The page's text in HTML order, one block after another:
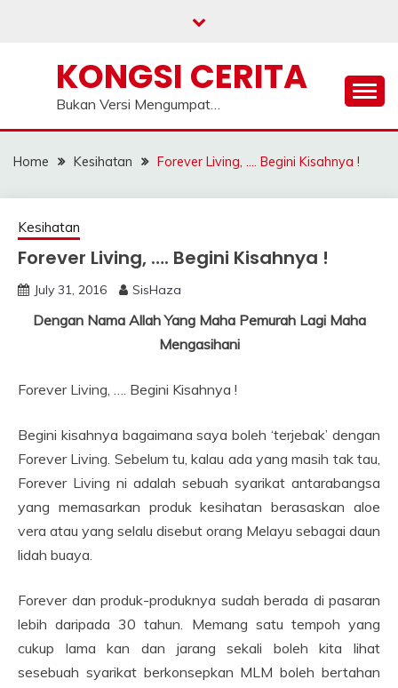
KONGSI CERITA
Bukan Versi Mengumpat…
Home Kesihatan Forever Living, …. Begini Kisahnya !
Kesihatan
Forever Living, …. Begini Kisahnya !
July 31, 2016 SisHaza
Dengan Nama Allah Yang Maha Pemurah Lagi Maha
Mengasihani
Forever Living, …. Begini Kisahnya !
Begini kisahnya bagaimana saya boleh ‘terjebak’ dengan
Forever Living. Sebelum tu, kalau ada yang masih tak tau,
Forever Living ni adalah sebuah syarikat antarabangsa
yang memasarkan produk kesihatan berasaskan aloe
vera atau yang selalu disebut orang Melayu sebagai daun
lidah buaya.
Forever dan produk-produknya sudah berada di pasaran
lebih daripada 30 tahun. Memang satu tempoh yang
cukup lama kan dan jarang sekali boleh kita lihat
sesebuah syarikat berkonsepkan MLM boleh bertahan